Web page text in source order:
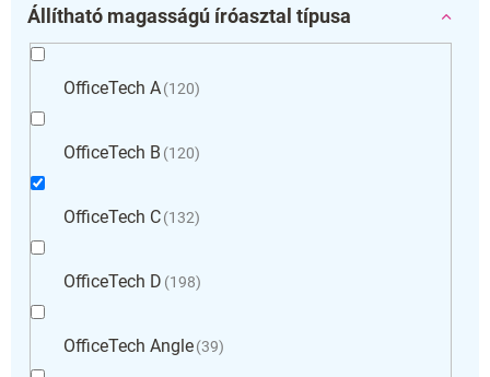
Állítható magasságú íróasztal típusa
OfficeTech A 120
OfficeTech B 120
OfficeTech C 132
OfficeTech D 198
OfficeTech Angle 39